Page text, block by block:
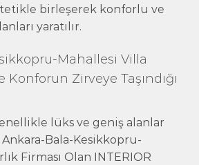
birleşerek konforlu ve
yaratılır.
Mahallesi Villa
Konforun Zirveye Taşındığı
lüks ve geniş alanlar
Bala-Kesikkopru-
Firması Olan INTERIOR